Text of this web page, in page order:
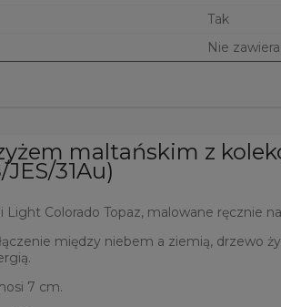
Tak
Nie
maltańskim z
31Au)
Light Colorado Topaz, malowane ręcznie
między niebem a ziemią, drzewo
7 cm.